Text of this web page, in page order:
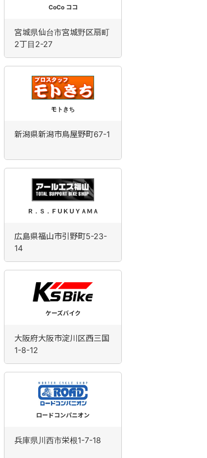
CoCo ココ
宮城県仙台市宮城野区扇町
2丁目2-27
モトきち
新潟県新潟市鳥屋野町67-1
Ｒ．Ｓ．ＦＵＫＵＹＡＭＡ
広島県福山市引野町5-23-
14
ケーズバイク
大阪府大阪市淀川区西三国
1-8-12
ロードコンパニオン
兵庫県川西市栄根1-7-18